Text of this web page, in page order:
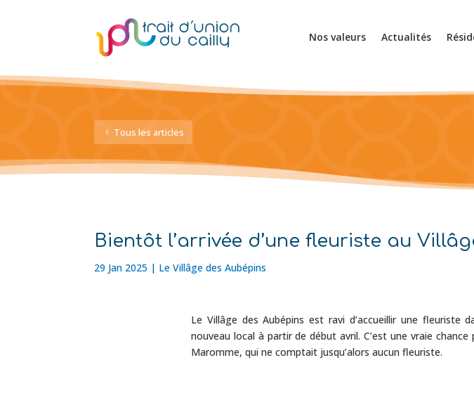
Nos valeurs Actualités
Tous les articles
Bientôt l’arrivée d’une fleuriste au
29 Jan 2025 | Le Villâge des Aubépins
Le Villâge des Aubépins est ravi d’accueillir une fleuriste
nouveau local à partir de début avril. C’est une vraie
Maromme, qui ne comptait jusqu’alors aucun fleuriste.